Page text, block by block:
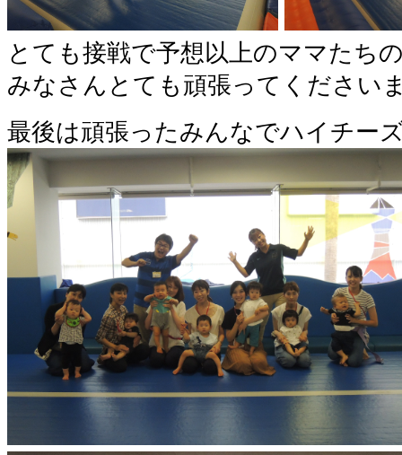
とても接戦で予想以上のママたち
みなさんとても頑張ってください
最後は頑張ったみんなでハイチー